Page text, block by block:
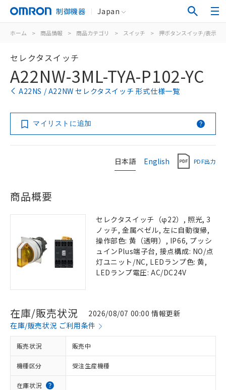
制御機器 Japan
ホーム > 商品情報 > 商品カテゴリ > スイッチ > 押ボタンスイッチ/表示灯
セレクタスイッチ
A22NW-3ML-TYA-P102-YC
A22NS / A22NW セレクタスイッチ 形式仕様一覧
マイリストに追加
日本語 English PDF出力
商品概要
セレクタスイッチ（φ22）, 照光, 3
ノッチ, 金属ベゼル, 左に自動復帰,
操作部色: 黄（透明）, IP66, プッシ
ュインPlus端子台, 接点構成: NO/点
灯ユニット/NC, LEDランプ色: 黄,
LEDランプ電圧: AC/DC24V
在庫/販売状況
2026/08/07 00:00 情報更新
在庫/販売状況 ご利用条件
販売状況 販売中
機種区分 受注生産機種
在庫状況